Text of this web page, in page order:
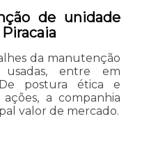
de unidade
da manutenção
usadas, entre em
postura ética e
a companhia
valor de mercado.